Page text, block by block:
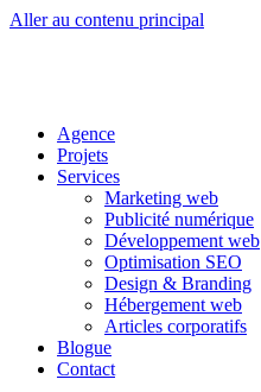
Aller au contenu principal
Agence
Projets
Services
Marketing web
Publicité numérique
Développement web
Optimisation SEO
Design & Branding
Hébergement web
Articles corporatifs
Blogue
Contact